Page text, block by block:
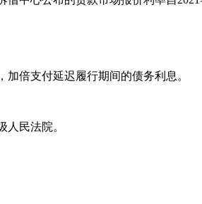
倍支付延迟履行期间的债务利息。
民法院。